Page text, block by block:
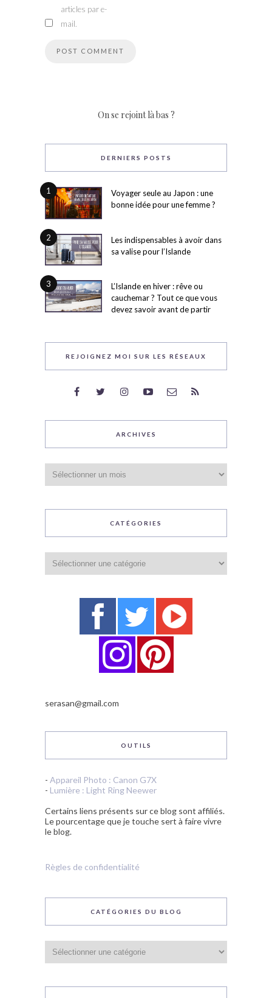
articles par e-
mail.
On se rejoint là bas ?
DERNIERS POSTS
1
Voyager seule au Japon : une
bonne idée pour une femme ?
2
Les indispensables à avoir dans
sa valise pour l’Islande
3
L’Islande en hiver : rêve ou
cauchemar ? Tout ce que vous
devez savoir avant de partir
REJOIGNEZ MOI SUR LES RÉSEAUX
ARCHIVES
CATÉGORIES
serasan@gmail.com
OUTILS
- Appareil Photo : Canon G7X
- Lumière : Light Ring Neewer
Certains liens présents sur ce blog sont affiliés.
Le pourcentage que je touche sert à faire vivre
le blog.
Règles de confidentialité
CATÉGORIES DU BLOG
du
blog